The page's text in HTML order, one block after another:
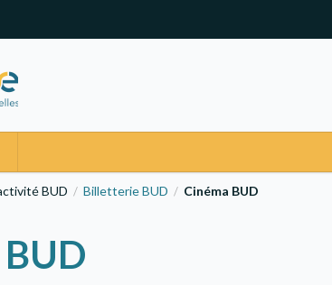
BUD / Billetterie BUD / Cinéma BUD